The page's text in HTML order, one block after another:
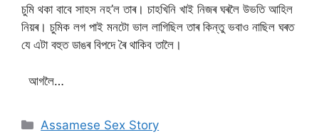
চুমি থকা বাবে সাহস নহ’ল তাৰ। চাহখিনি খাই নিজৰ ঘৰলৈ উভতি আহিল
নিয়ৰ। চুমিক লগ পাই মনটো ভাল লাগিছিল তাৰ কিন্তু ভবাও নাছিল ঘৰত
যে এটা বহুত ডাঙৰ বিপদে ৰৈ থাকিব তালৈ।
আগলৈ…
Categories
Assamese Sex Story